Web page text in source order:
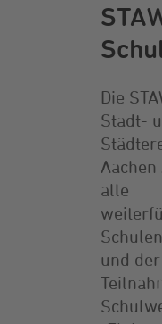
Die
Stadt-
Aachen
alle
und